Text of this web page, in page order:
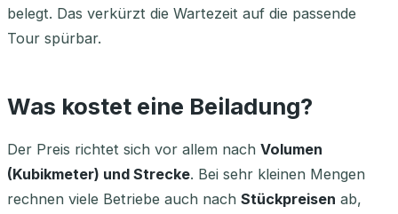
belegt. Das verkürzt die Wartezeit auf die passende
Tour spürbar.
Was kostet eine Beiladung?
Der Preis richtet sich vor allem nach Volumen
(Kubikmeter) und Strecke. Bei sehr kleinen Mengen
rechnen viele Betriebe auch nach Stückpreisen ab,